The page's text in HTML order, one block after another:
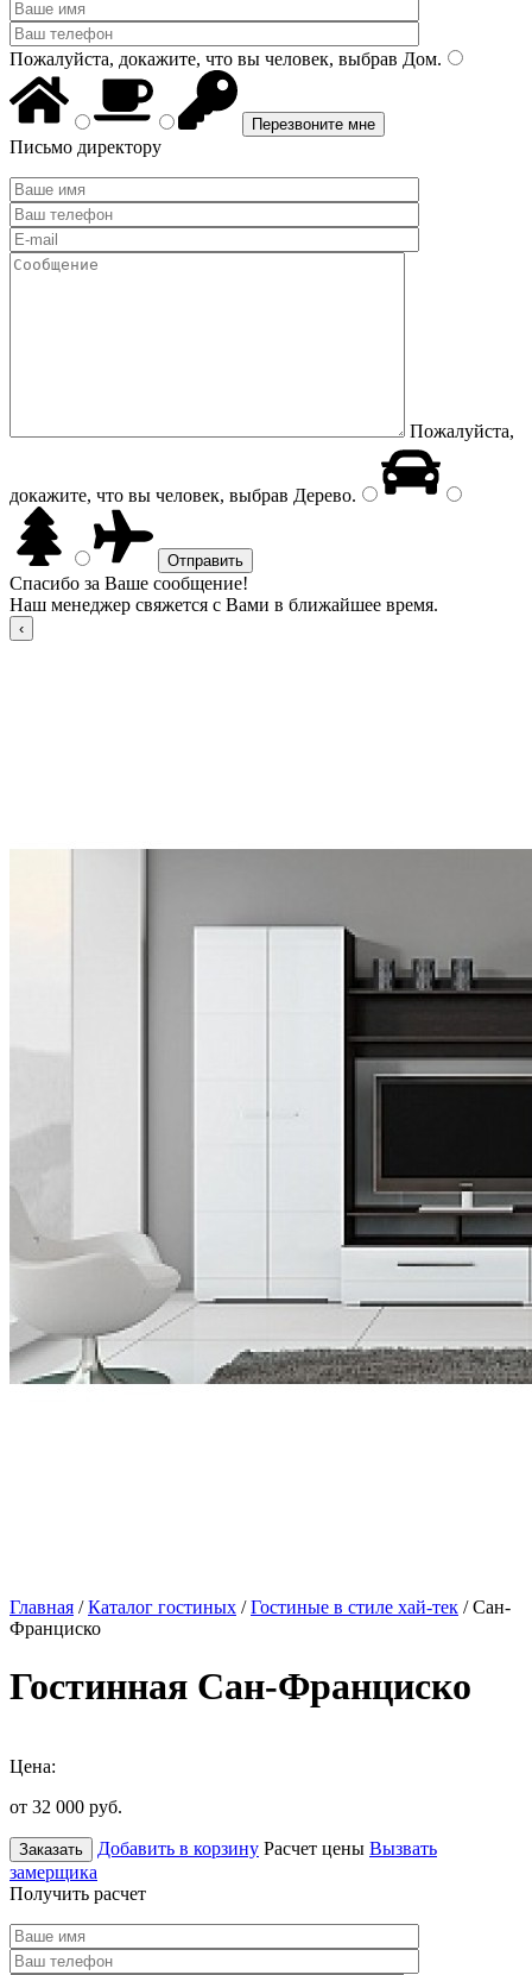
Пожалуйста, докажите, что вы человек, выбрав Дом.
Письмо директору
Пожалуйста,
докажите, что вы человек, выбрав Дерево.
Спасибо за Ваше сообщение!
Наш менеджер свяжется с Вами в ближайшее время.
Главная /Каталог гостиных /Гостиные в стиле хай-тек / Сан-
Франциско
Гостинная Сан-Франциско
Цена:
от 32 000 руб.
Заказать Добавить в корзину Расчет цены Вызвать
замерщика
Получить расчет